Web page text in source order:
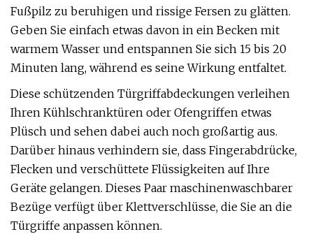
Fußpilz zu beruhigen und rissige Fersen zu glätten.
Geben Sie einfach etwas davon in ein Becken mit
warmem Wasser und entspannen Sie sich 15 bis 20
Minuten lang, während es seine Wirkung entfaltet.
Diese schützenden Türgriffabdeckungen verleihen
Ihren Kühlschranktüren oder Ofengriffen etwas
Plüsch und sehen dabei auch noch großartig aus.
Darüber hinaus verhindern sie, dass Fingerabdrücke,
Flecken und verschüttete Flüssigkeiten auf Ihre
Geräte gelangen. Dieses Paar maschinenwaschbarer
Bezüge verfügt über Klettverschlüsse, die Sie an die
Türgriffe anpassen können.